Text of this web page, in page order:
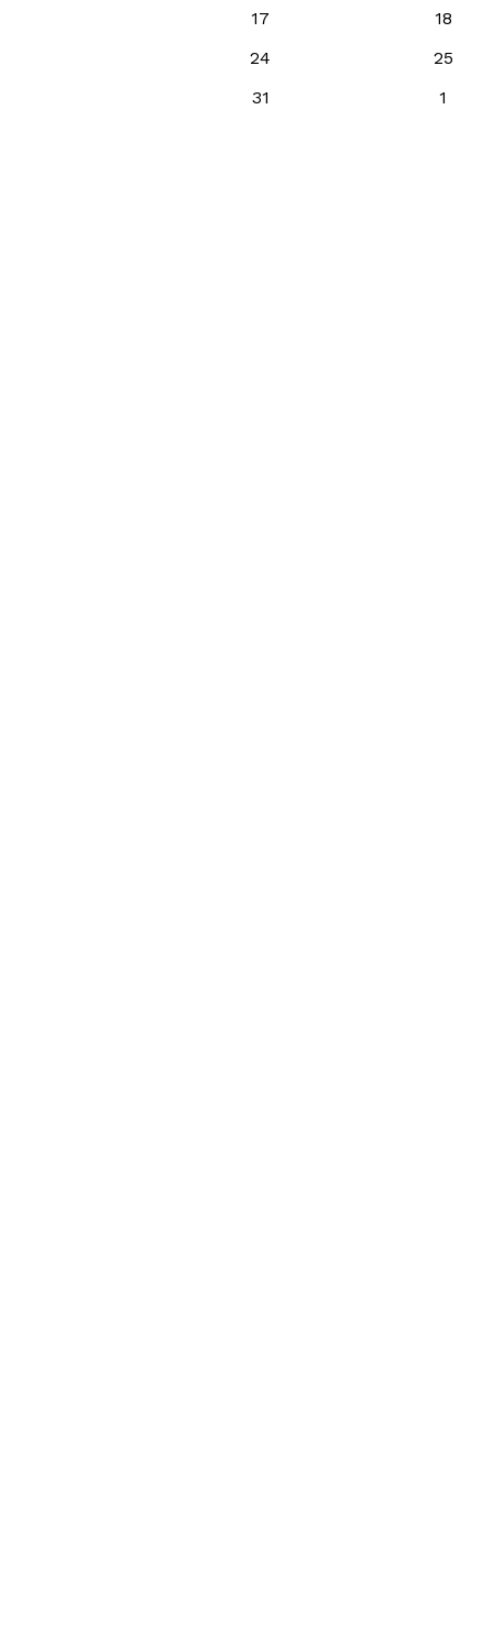
17
18
24
25
31
1